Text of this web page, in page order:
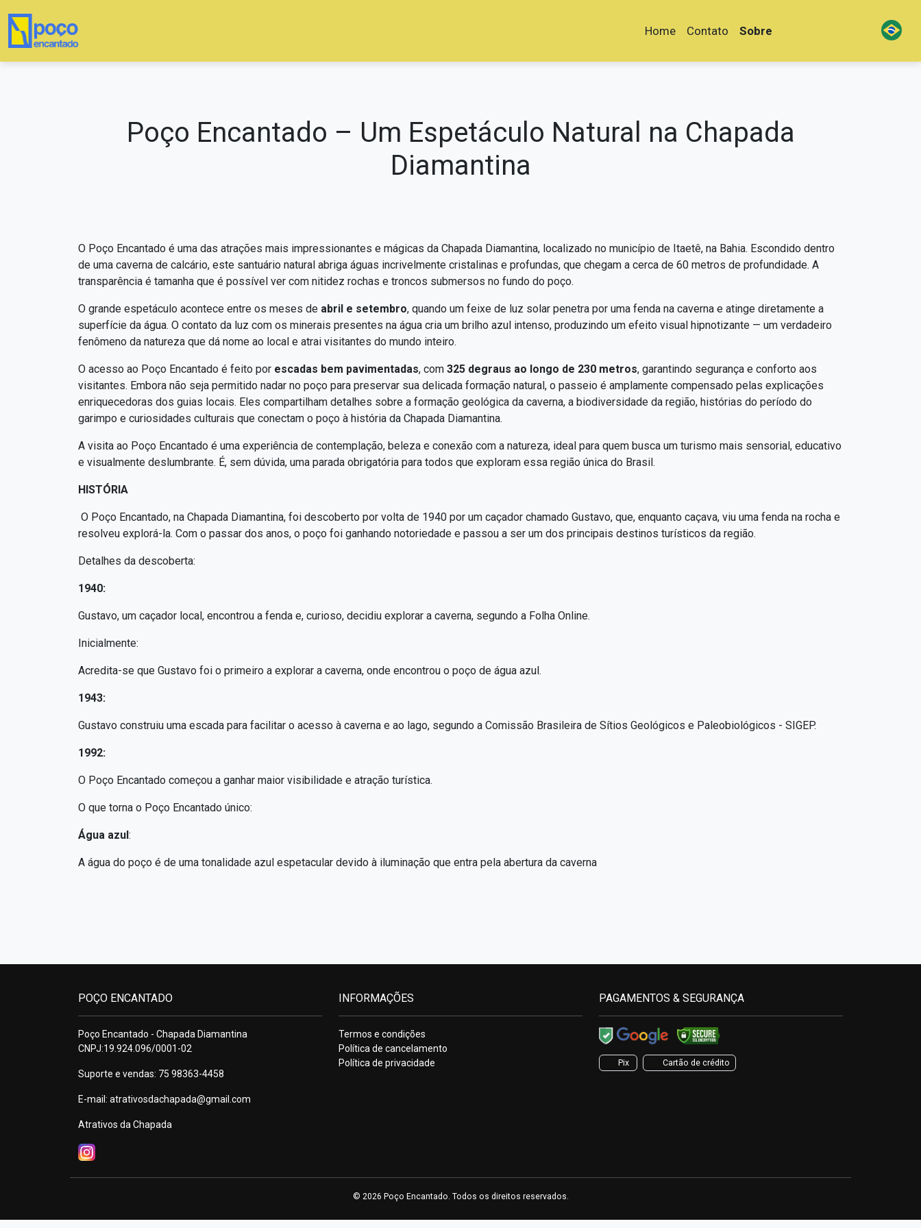
Home Contato Sobre
Poço Encantado – Um Espetáculo Natural na Chapada
Diamantina
O Poço Encantado é uma das atrações mais impressionantes e mágicas da Chapada Diamantina, localizado no município de Itaetê, na Bahia. Escondido dentro
de uma caverna de calcário, este santuário natural abriga águas incrivelmente cristalinas e profundas, que chegam a cerca de 60 metros de profundidade. A
transparência é tamanha que é possível ver com nitidez rochas e troncos submersos no fundo do poço.
O grande espetáculo acontece entre os meses de abril e setembro, quando um feixe de luz solar penetra por uma fenda na caverna e atinge diretamente a
superfície da água. O contato da luz com os minerais presentes na água cria um brilho azul intenso, produzindo um efeito visual hipnotizante — um verdadeiro
fenômeno da natureza que dá nome ao local e atrai visitantes do mundo inteiro.
O acesso ao Poço Encantado é feito por escadas bem pavimentadas, com 325 degraus ao longo de 230 metros, garantindo segurança e conforto aos
visitantes. Embora não seja permitido nadar no poço para preservar sua delicada formação natural, o passeio é amplamente compensado pelas explicações
enriquecedoras dos guias locais. Eles compartilham detalhes sobre a formação geológica da caverna, a biodiversidade da região, histórias do período do
garimpo e curiosidades culturais que conectam o poço à história da Chapada Diamantina.
A visita ao Poço Encantado é uma experiência de contemplação, beleza e conexão com a natureza, ideal para quem busca um turismo mais sensorial, educativo
e visualmente deslumbrante. É, sem dúvida, uma parada obrigatória para todos que exploram essa região única do Brasil.
HISTÓRIA
O Poço Encantado, na Chapada Diamantina, foi descoberto por volta de 1940 por um caçador chamado Gustavo, que, enquanto caçava, viu uma fenda na rocha e
resolveu explorá-la. Com o passar dos anos, o poço foi ganhando notoriedade e passou a ser um dos principais destinos turísticos da região.
Detalhes da descoberta:
1940:
Gustavo, um caçador local, encontrou a fenda e, curioso, decidiu explorar a caverna, segundo a Folha Online.
Inicialmente:
Acredita-se que Gustavo foi o primeiro a explorar a caverna, onde encontrou o poço de água azul.
1943:
Gustavo construiu uma escada para facilitar o acesso à caverna e ao lago, segundo a Comissão Brasileira de Sítios Geológicos e Paleobiológicos - SIGEP.
1992:
O Poço Encantado começou a ganhar maior visibilidade e atração turística.
O que torna o Poço Encantado único:
Água azul:
A água do poço é de uma tonalidade azul espetacular devido à iluminação que entra pela abertura da caverna
POÇO ENCANTADO
Poço Encantado - Chapada Diamantina
CNPJ:19.924.096/0001-02
Suporte e vendas: 75 98363-4458
E-mail: atrativosdachapada@gmail.com
Atrativos da Chapada
INFORMAÇÕES
Termos e condições
Política de cancelamento
Política de privacidade
PAGAMENTOS & SEGURANÇA
Pix Cartão de crédito
© 2026 Poço Encantado. Todos os direitos reservados.